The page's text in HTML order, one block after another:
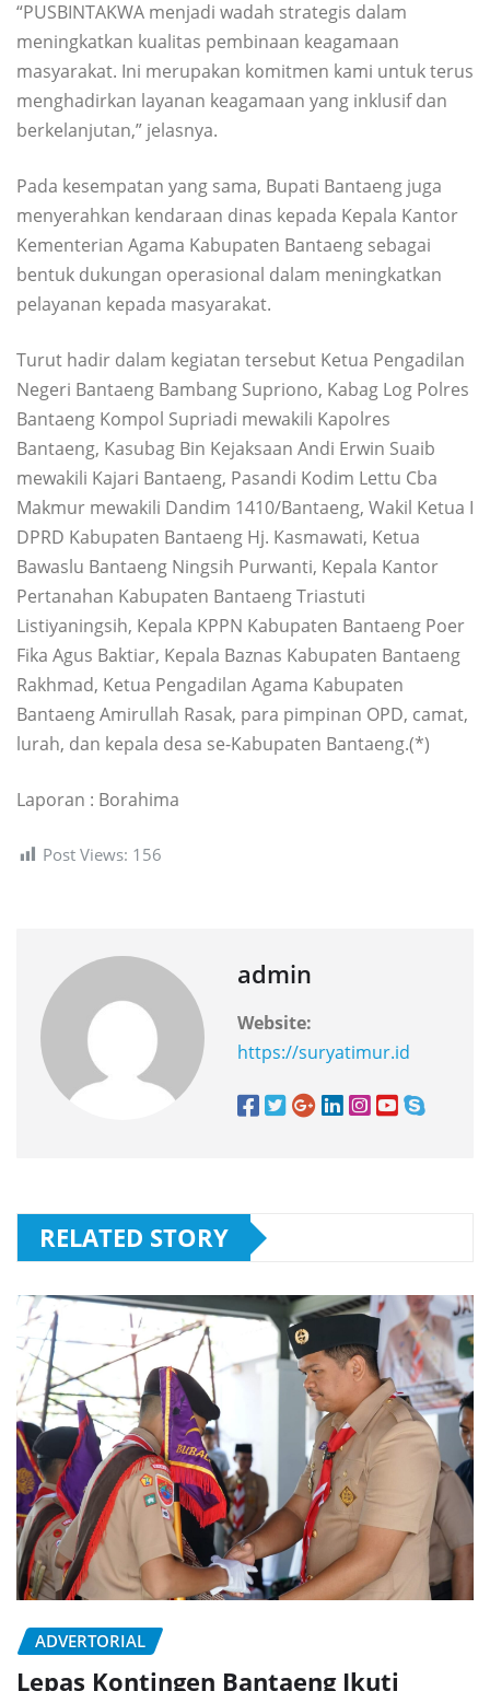
“PUSBINTAKWA menjadi wadah strategis dalam
meningkatkan kualitas pembinaan keagamaan
masyarakat. Ini merupakan komitmen kami untuk terus
menghadirkan layanan keagamaan yang inklusif dan
berkelanjutan,” jelasnya.
Pada kesempatan yang sama, Bupati Bantaeng juga
menyerahkan kendaraan dinas kepada Kepala Kantor
Kementerian Agama Kabupaten Bantaeng sebagai
bentuk dukungan operasional dalam meningkatkan
pelayanan kepada masyarakat.
Turut hadir dalam kegiatan tersebut Ketua Pengadilan
Negeri Bantaeng Bambang Supriono, Kabag Log Polres
Bantaeng Kompol Supriadi mewakili Kapolres
Bantaeng, Kasubag Bin Kejaksaan Andi Erwin Suaib
mewakili Kajari Bantaeng, Pasandi Kodim Lettu Cba
Makmur mewakili Dandim 1410/Bantaeng, Wakil Ketua I
DPRD Kabupaten Bantaeng Hj. Kasmawati, Ketua
Bawaslu Bantaeng Ningsih Purwanti, Kepala Kantor
Pertanahan Kabupaten Bantaeng Triastuti
Listiyaningsih, Kepala KPPN Kabupaten Bantaeng Poer
Fika Agus Baktiar, Kepala Baznas Kabupaten Bantaeng
Rakhmad, Ketua Pengadilan Agama Kabupaten
Bantaeng Amirullah Rasak, para pimpinan OPD, camat,
lurah, dan kepala desa se-Kabupaten Bantaeng.(*)
Laporan : Borahima
Post Views: 156
admin
Website:
https://suryatimur.id
RELATED STORY
ADVERTORIAL
Lepas Kontingen Bantaeng Ikuti